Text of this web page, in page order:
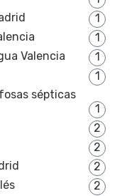
1
1
Valencia
1
1
sépticas
1
2
2
2
2